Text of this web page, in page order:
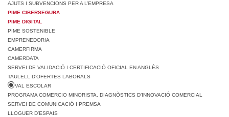
AJUTS I SUBVENCIONS PER A L’EMPRESA
PIME CIBERSEGURA
PIME DIGITAL
PIME SOSTENIBLE
EMPRENEDORIA
CAMERFIRMA
CAMERDATA
SERVEI DE VALIDACIÓ I CERTIFICACIÓ OFICIAL EN ANGLÈS
TAULELL D’OFERTES LABORALS
VAL ESCOLAR
PROGRAMA COMERCIO MINORISTA. DIAGNÒSTICS D’INNOVACIÓ COMERCIAL
SERVEI DE COMUNICACIÓ I PREMSA
LLOGUER D’ESPAIS